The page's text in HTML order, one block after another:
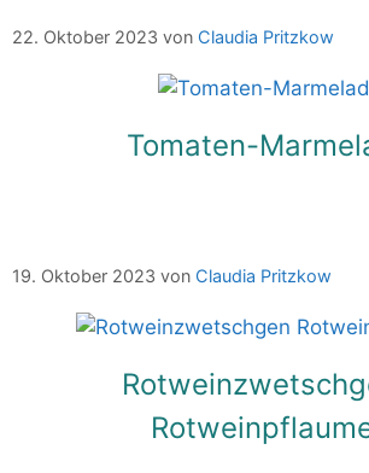
22. Oktober 2023 von Claudia Pritzkow
Tomaten-
19. Oktober 2023 von Claudia Pritzkow